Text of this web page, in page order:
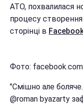
АТО, похвалилася
процесу створення
сторінці в
Фото:
"Смішно але
@roman byazarty